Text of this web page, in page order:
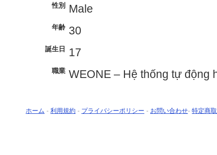
性別 Male
年齢 30
誕生日 17
職業 WEONE – Hệ thống tự động
ホーム - 利用規約 - プライバシーポリシー - お問い合わせ- 特定商